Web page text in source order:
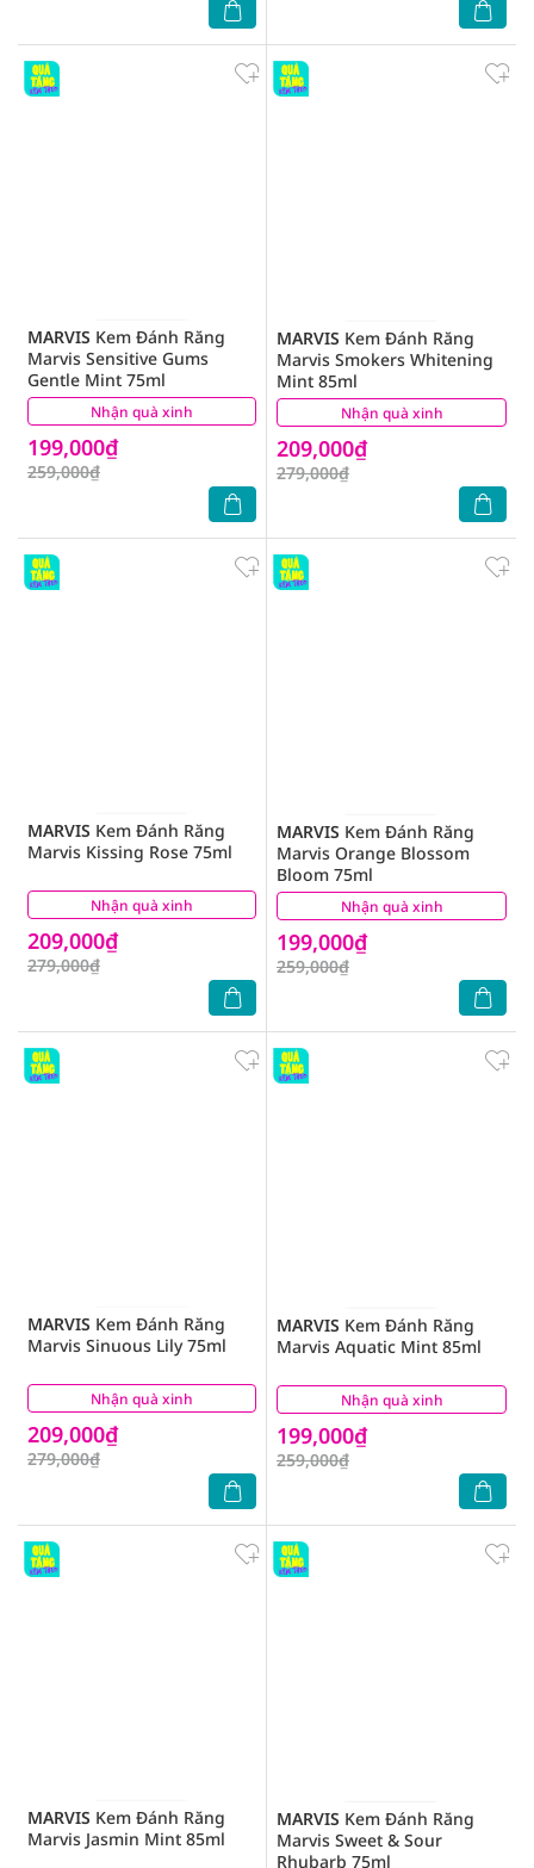
Nhận quà xinh
MARVIS Kem Đánh Răng
Marvis Sensitive Gums
Gentle Mint 75ml
199,000₫
259,000₫
(3) Nhận quà xinh
MARVIS Kem Đánh Răng
Marvis Smokers Whitening
Mint 85ml
209,000₫
279,000₫
(1)
Nhận quà xinh
MARVIS Kem Đánh Răng
Marvis Kissing Rose 75ml
209,000₫
279,000₫
(0) Nhận quà xinh
MARVIS Kem Đánh Răng
Marvis Orange Blossom
Bloom 75ml
199,000₫
259,000₫
(0)
Nhận quà xinh
MARVIS Kem Đánh Răng
Marvis Sinuous Lily 75ml
209,000₫
279,000₫
(1) Nhận quà xinh
MARVIS Kem Đánh Răng
Marvis Aquatic Mint 85ml
199,000₫
259,000₫
(1)
MARVIS Kem Đánh Răng
Marvis Jasmin Mint 85ml
MARVIS Kem Đánh Răng
Marvis Sweet & Sour
Rhubarb 75ml